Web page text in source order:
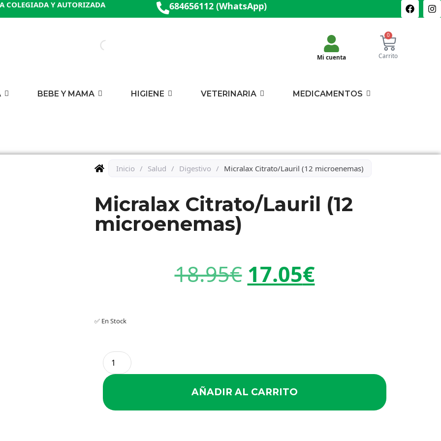
COLEGIADA Y AUTORIZADA 684656112 (WhatsApp)
Mi cuenta
0
Carrito
BEBE Y MAMA HIGIENE VETERINARIA MEDICAMENTOS
Inicio / Salud / Digestivo / Micralax Citrato/Lauril (12 microenemas)
Micralax Citrato/Lauril (12
microenemas)
18.95€ 17.05€
✅ En Stock
AÑADIR AL CARRITO